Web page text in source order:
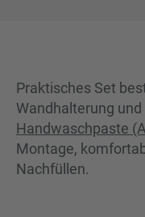
Praktisches Set
Wandhalterung
Handwaschpaste
Montage,
Nachfüllen.